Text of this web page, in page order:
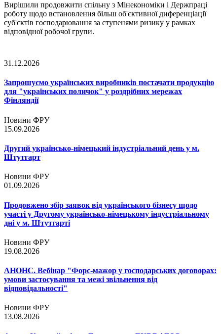
Вирішили продовжити спільну з Мінекономіки і Держпраці
роботу щодо встановлення більш об'єктивної диференціації
суб'єктів господарювання за ступенями ризику у рамках
відповідної робочої групи.
31.12.2026
Запрошуємо українських виробників постачати продукцію
для "українських поличок" у роздрібних мережах
Фінляндії
Новини ФРУ
15.09.2026
Другий українсько-німецький індустріальний день у м.
Штутгарт
Новини ФРУ
01.09.2026
Продовжено збір заявок від українського бізнесу щодо
участі у Другому українсько-німецькому індустріальному
дні у м. Штутгарті
Новини ФРУ
19.08.2026
АНОНС. Вебінар "Форс-мажор у господарських договорах:
умови застосування та межі звільнення від
відповідальності"
Новини ФРУ
13.08.2026